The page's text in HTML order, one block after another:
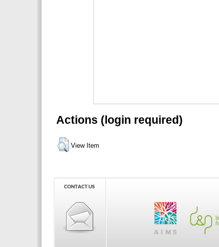
Actions (login required)
View Item